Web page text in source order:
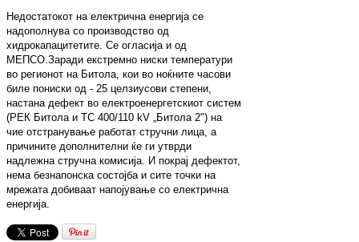
Недостатокот на електрична енергија се
надополнува со производство од
хидрокапацитетите. Се огласија и од
МЕПСО.Заради екстремно ниски температури
во регионот на Битола, кои во ноќните часови
биле пониски од - 25 целзиусови степени,
настана дефект во електроенергетскиот систем
(РЕК Битола и ТС 400/110 kV „Битола 2") на
чие отстранување работат стручни лица, а
причините дополнителни ќе ги утврди
надлежна стручна комисија. И покрај дефектот,
нема безнапонска состојба и сите точки на
мрежата добиваат напојување со електрична
енергија.